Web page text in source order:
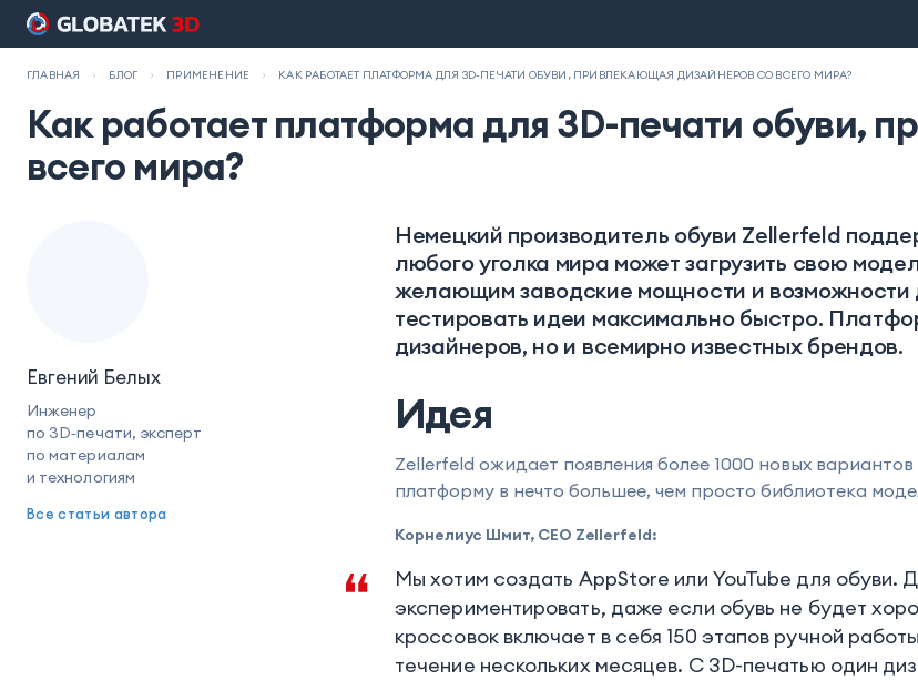
ГЛАВНАЯ БЛОГ ПРИМЕНЕНИЕ КАК РАБОТАЕТ ПЛАТФОРМА ДЛЯ 3D-ПЕЧАТИ ОБУВИ, ПРИВЛЕКАЮЩАЯ ДИЗАЙНЕРОВ СО ВСЕГО МИРА?
Как работает платформа для 3D-печати обуви,
всего мира?
Евгений Белых
Инженер
по 3D‑печати, эксперт
по материалам
и технологиям
Все статьи автора
Немецкий производитель обуви Zellerfeld
любого уголка мира может загрузить свою
желающим заводские мощности и возможности
тестировать идеи максимально быстро.
дизайнеров, но и всемирно известных брендов.
Идея
Zellerfeld ожидает появления более 1000 новых
платформу в нечто большее, чем просто библиотека
Корнелиус Шмит, CEO Zellerfeld:
Мы хотим создать AppStore или YouTube для
экспериментировать, даже если обувь не будет
кроссовок включает в себя 150 этапов ручной
течение нескольких месяцев. С 3D-печатью один